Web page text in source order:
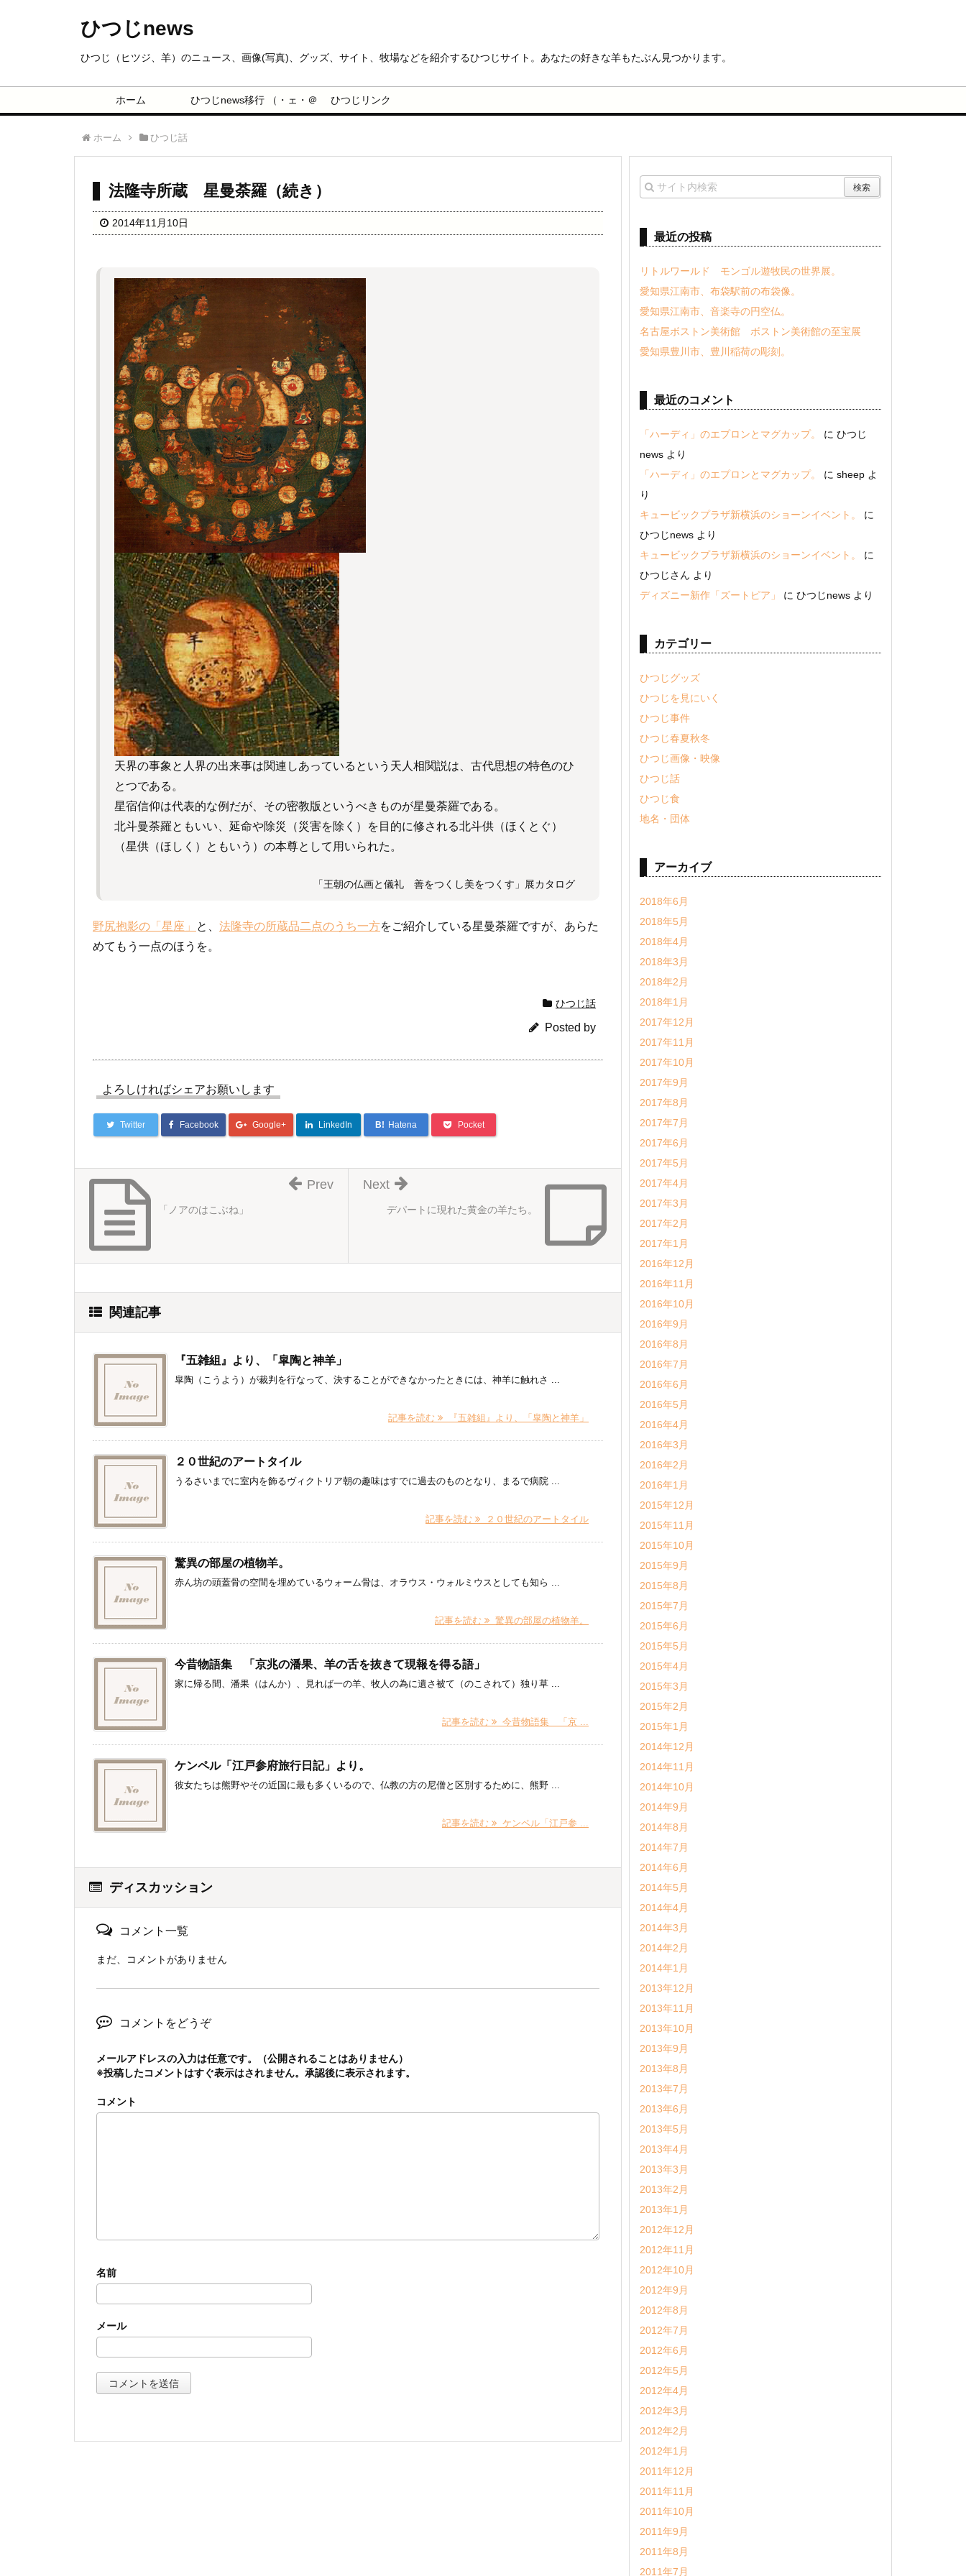
ひつじnews
ひつじ（ヒツジ、羊）のニュース、画像(写真)、グッズ、サイト、牧場などを紹介するひつじサイト。あなたの好きな羊もたぶん見つかります。
ホーム ひつじnews移行 （・ェ・＠ ひつじリンク
ホーム ひつじ話
法隆寺所蔵 星曼荼羅（続き）
2014年11月10日
天界の事象と人界の出来事は関連しあっているという天人相関説は、古代思想の特色のひ
とつである。
星宿信仰は代表的な例だが、その密教版というべきものが星曼荼羅である。
北斗曼荼羅ともいい、延命や除災（災害を除く）を目的に修される北斗供（ほくとぐ）
（星供（ほしく）ともいう）の本尊として用いられた。
「王朝の仏画と儀礼 善をつくし美をつくす」展カタログ
野尻抱影の「星座」 と、 法隆寺の所蔵品二点のうち一方をご紹介している星曼荼羅ですが、あらた
めてもう一点のほうを。
ひつじ話
Posted by
よろしければシェアお願いします
Twitter Facebook Google+ LinkedIn B! Hatena Pocket
デパートに現れた黄金の羊たち。
Next
「ノアのはこぶね」
Prev
関連記事
『五雑組』より、「皐陶と神羊」
皐陶（こうよう）が裁判を行なって、決することができなかったときには、神羊に触れさ ...
記事を読む 『五雑組』より、「皐陶と神羊」
２０世紀のアートタイル
うるさいまでに室内を飾るヴィクトリア朝の趣味はすでに過去のものとなり、まるで病院 ...
記事を読む ２０世紀のアートタイル
驚異の部屋の植物羊。
赤ん坊の頭蓋骨の空間を埋めているウォーム骨は、オラウス・ウォルミウスとしても知ら ...
記事を読む 驚異の部屋の植物羊。
今昔物語集 「京兆の潘果、羊の舌を抜きて現報を得る語」
家に帰る間、潘果（はんか）、見れば一の羊、牧人の為に遺さ被て（のこされて）独り草 ...
記事を読む 今昔物語集 「京 ...
ケンペル「江戸参府旅行日記」より。
彼女たちは熊野やその近国に最も多くいるので、仏教の方の尼僧と区別するために、熊野 ...
記事を読む ケンペル「江戸参 ...
ディスカッション
コメント一覧
まだ、コメントがありません
コメントをどうぞ
メールアドレスの入力は任意です。（公開されることはありません）
※投稿したコメントはすぐ表示はされません。承認後に表示されます。
コメント
名前
メール
最近の投稿
リトルワールド モンゴル遊牧民の世界展。
愛知県江南市、布袋駅前の布袋像。
愛知県江南市、音楽寺の円空仏。
名古屋ボストン美術館 ボストン美術館の至宝展
愛知県豊川市、豊川稲荷の彫刻。
最近のコメント
「ハーディ」のエプロンとマグカップ。 に ひつじ
news より
「ハーディ」のエプロンとマグカップ。
に sheep よ
り
キュービックプラザ新横浜のショーンイベント。
に
ひつじnews より
キュービックプラザ新横浜のショーンイベント。
に
ひつじさん より
ディズニー新作「ズートピア」
に ひつじnews より
カテゴリー
ひつじグッズ
ひつじを見にいく
ひつじ事件
ひつじ春夏秋冬
ひつじ画像・映像
ひつじ話
ひつじ食
地名・団体
アーカイブ
2018年6月
2018年5月
2018年4月
2018年3月
2018年2月
2018年1月
2017年12月
2017年11月
2017年10月
2017年9月
2017年8月
2017年7月
2017年6月
2017年5月
2017年4月
2017年3月
2017年2月
2017年1月
2016年12月
2016年11月
2016年10月
2016年9月
2016年8月
2016年7月
2016年6月
2016年5月
2016年4月
2016年3月
2016年2月
2016年1月
2015年12月
2015年11月
2015年10月
2015年9月
2015年8月
2015年7月
2015年6月
2015年5月
2015年4月
2015年3月
2015年2月
2015年1月
2014年12月
2014年11月
2014年10月
2014年9月
2014年8月
2014年7月
2014年6月
2014年5月
2014年4月
2014年3月
2014年2月
2014年1月
2013年12月
2013年11月
2013年10月
2013年9月
2013年8月
2013年7月
2013年6月
2013年5月
2013年4月
2013年3月
2013年2月
2013年1月
2012年12月
2012年11月
2012年10月
2012年9月
2012年8月
2012年7月
2012年6月
2012年5月
2012年4月
2012年3月
2012年2月
2012年1月
2011年12月
2011年11月
2011年10月
2011年9月
2011年8月
2011年7月